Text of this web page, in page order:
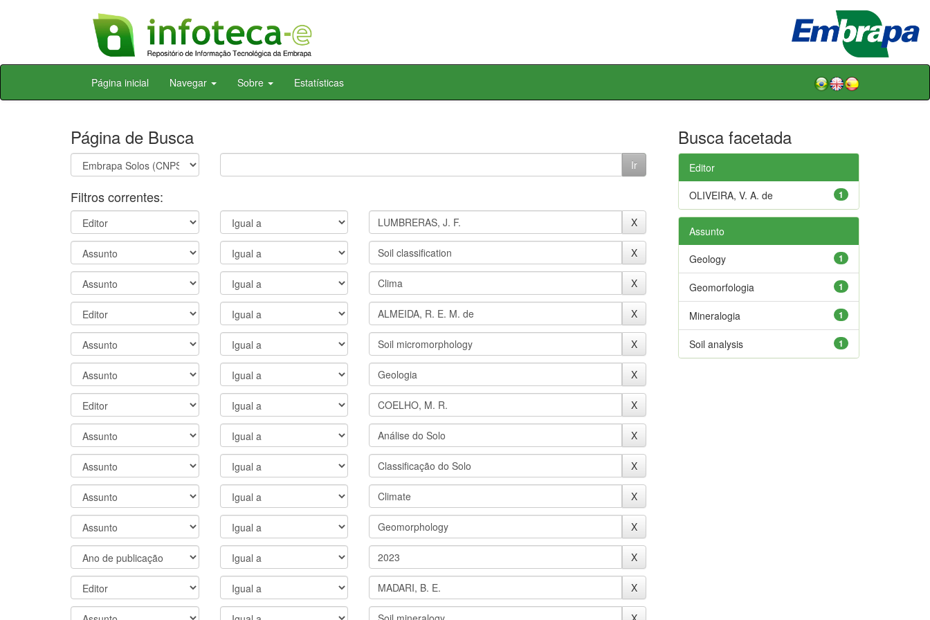
Skip
Página inicial Navegar Sobre Estatísticas
Página de Busca
Filtros correntes:
Busca facetada
Editor
1
OLIVEIRA, V. A. de
Assunto
1
Geology
1
Geomorfologia
1
Mineralogia
1
Soil analysis